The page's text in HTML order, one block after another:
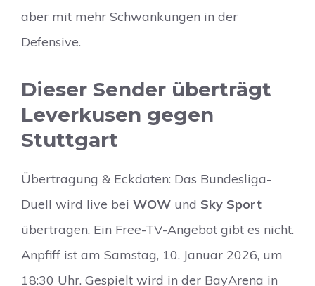
aber mit mehr Schwankungen in der
Defensive.
Dieser Sender überträgt
Leverkusen gegen
Stuttgart
Übertragung & Eckdaten: Das Bundesliga-
Duell wird live bei WOW und Sky Sport
übertragen. Ein Free-TV-Angebot gibt es nicht.
Anpfiff ist am Samstag, 10. Januar 2026, um
18:30 Uhr. Gespielt wird in der BayArena in